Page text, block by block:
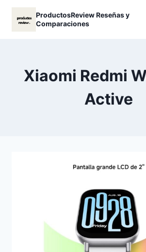
Saltar
contenido
ProductosReview Reseñas y
Comparaciones
Xiaomi Redmi
Active